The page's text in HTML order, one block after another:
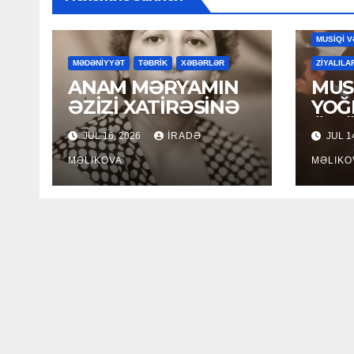
MƏDƏNİYYƏT TƏBRİK XƏBƏRLƏR
ANAM MƏRYAMIN
ƏZİZİ XATİRƏSİNƏ
JUL 16, 2026 İRADƏ
MƏLIKOVA
MUSİQİ
JUL